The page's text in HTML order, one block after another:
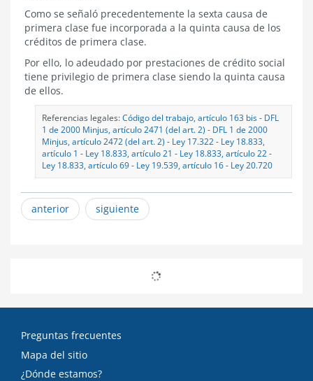
Como se señaló precedentemente la sexta causa de
primera clase fue incorporada a la quinta causa de los
créditos de primera clase.
Por ello, lo adeudado por prestaciones de crédito social
tiene privilegio de primera clase siendo la quinta causa
de ellos.
Referencias legales:Código del trabajo, artículo 163 bis- DFL
1 de 2000 Minjus, artículo 2471 (del art. 2) - DFL 1 de 2000
Minjus, artículo 2472 (del art. 2) - Ley 17.322 - Ley 18.833,
artículo 1 - Ley 18.833, artículo 21 - Ley 18.833, artículo 22 -
Ley 18.833, artículo 69- Ley 19.539, artículo 16- Ley 20.720
anterior siguiente
Preguntas frecuentes
Mapa del sitio
¿Dónde estamos?